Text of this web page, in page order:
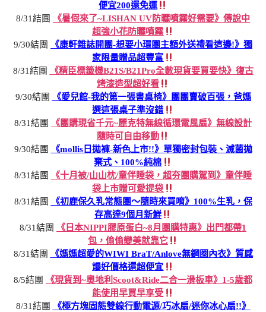
便宜200還免運
8/31結團
《暑假來了~LISHAN UV防曬噴霧好需要》傳說中
超強小花防曬噴霧
9/30結團
《康軒雜誌開團-想要小環團主額外送禮看這邊!》獨
家限量贈品超豐富
8/31結團
《精臣標籤機B21S/B21Pro全數現貨要買要快》復古
烤漆造型超好看
9/30結團
《愛兒館-我的第一張書桌椅》團團賣破百張，爸媽
選這張桌子準沒錯
8/31結團
《團購現省千元~麗克特無線循環電風扇》無線設計
隨時可自由移動
9/30結團
《mollis日拋褲-新色上市!!》單獨密封包裝、滅菌拋
棄式、100%純棉
8/31結團
《十月被/山山枕/童伴睡袋，超夯團購駕到》童伴睡
袋上市贈可愛提袋
8/31結團
《初鹿保久乳常態團～隨時來買唷》100%生乳，保
存高達9個月新鮮
8/31結團
《日本NIPPI膠原蛋白~8月團購特惠》出門都帶1
包，偷偷變美就靠它
8/31結團
《媽媽超愛的WIWI BraT/Anlove無鋼圈內衣》質感
爆好價格還超便宜
8/5結團
《現貨到~奧地利Scoot&Ride二合一滑板車》1-5歲都
能使用早買早享受
8/31結團
《極方塊固態雙線行動電源/巧冰扇/迷你冰心扇!!》